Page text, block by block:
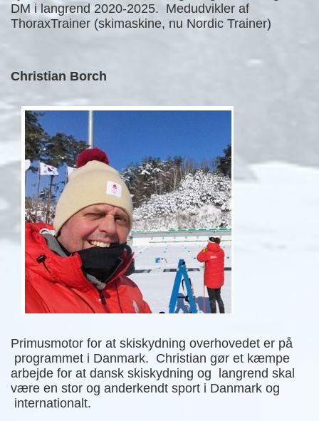
DM i langrend 2020-2025. Medudvikler af
ThoraxTrainer (skimaskine, nu Nordic Trainer)
Christian Borch
Primusmotor for at skiskydning overhovedet er på
programmet i Danmark. Christian gør et kæmpe
arbejde for at dansk skiskydning og langrend skal
være en stor og anderkendt sport i Danmark og
internationalt.